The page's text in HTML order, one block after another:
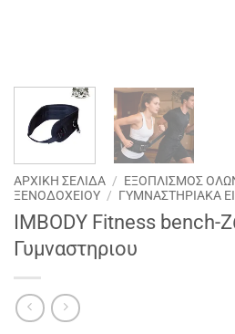
ΑΡΧΙΚΉ ΣΕΛΊΔΑ / ΕΞΟΠΛΙΣΜΟΣ
ΞΕΝΟΔΟΧΕΙΟΥ / ΓΥΜΝΑΣΤΗΡΙΑΚΑ
IMBODY Fitness bench-
Γυμναστηριου